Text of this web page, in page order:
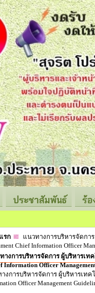
ประชาสัมพันธ์ ร้
รก
แนวทางการบริหารจัดกา
Chief Information Officer
างการบริหารจัดการ ผู้บริหารเท
Information Officer
งการบริหารจัดการ ผู้บริหารเทค
Officer Management